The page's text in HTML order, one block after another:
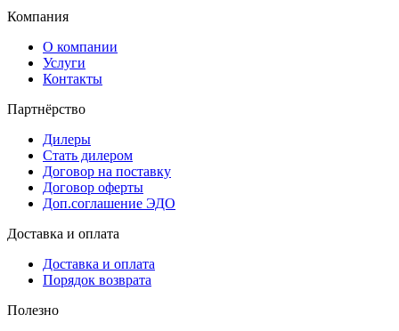
Компания
О компании
Услуги
Контакты
Партнёрство
Дилеры
Стать дилером
Договор на поставку
Договор оферты
Доп.соглашение ЭДО
Доставка и оплата
Доставка и оплата
Порядок возврата
Полезно